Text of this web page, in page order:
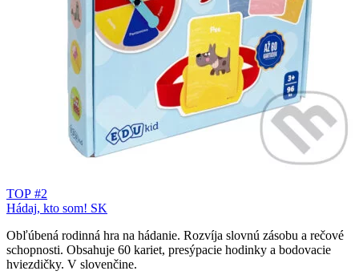
TOP #2
Hádaj, kto som! SK
Obľúbená rodinná hra na hádanie. Rozvíja slovnú zásobu a rečové
schopnosti. Obsahuje 60 kariet, presýpacie hodinky a bodovacie
hviezdičky. V slovenčine.